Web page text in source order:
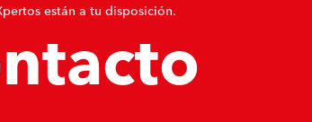
están a tu disposición.